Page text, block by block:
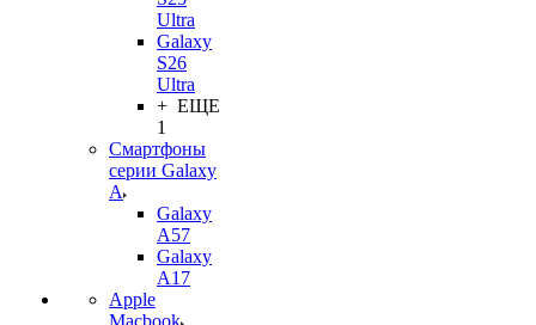
Ultra
Galaxy
S26
Ultra
+ ЕЩЕ
1
Смартфоны
серии Galaxy
A
Galaxy
A57
Galaxy
A17
Apple
Macbook